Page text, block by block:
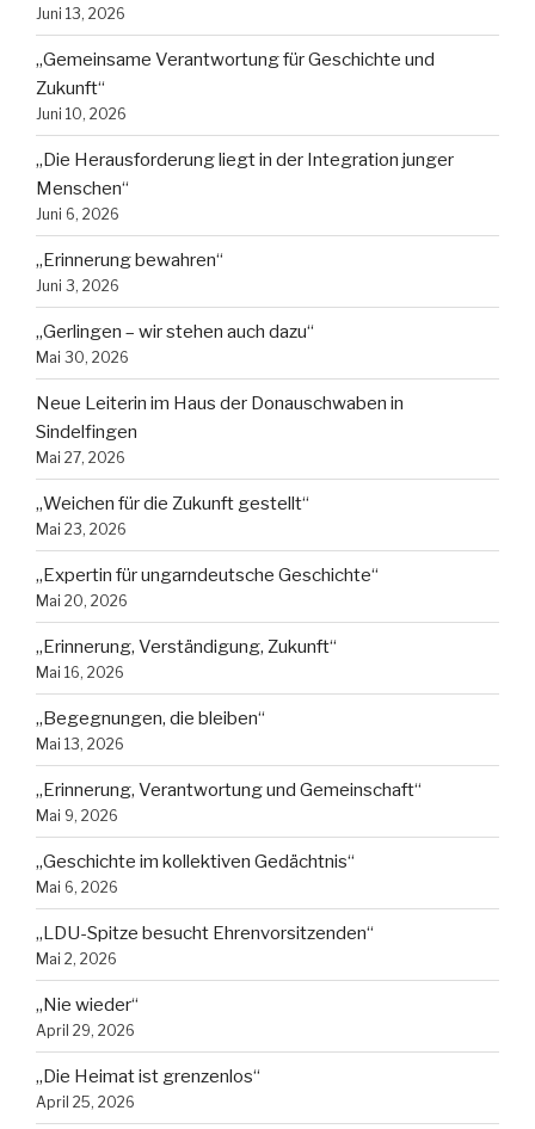
Juni 13, 2026
„Gemeinsame Verantwortung für Geschichte und
Zukunft“
Juni 10, 2026
„Die Herausforderung liegt in der Integration junger
Menschen“
Juni 6, 2026
„Erinnerung bewahren“
Juni 3, 2026
„Gerlingen – wir stehen auch dazu“
Mai 30, 2026
Neue Leiterin im Haus der Donauschwaben in
Sindelfingen
Mai 27, 2026
„Weichen für die Zukunft gestellt“
Mai 23, 2026
„Expertin für ungarndeutsche Geschichte“
Mai 20, 2026
„Erinnerung, Verständigung, Zukunft“
Mai 16, 2026
„Begegnungen, die bleiben“
Mai 13, 2026
„Erinnerung, Verantwortung und Gemeinschaft“
Mai 9, 2026
„Geschichte im kollektiven Gedächtnis“
Mai 6, 2026
„LDU-Spitze besucht Ehrenvorsitzenden“
Mai 2, 2026
„Nie wieder“
April 29, 2026
„Die Heimat ist grenzenlos“
April 25, 2026